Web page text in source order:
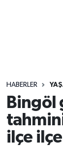
HABERLER
Bingöl
ilçe
Yaşam